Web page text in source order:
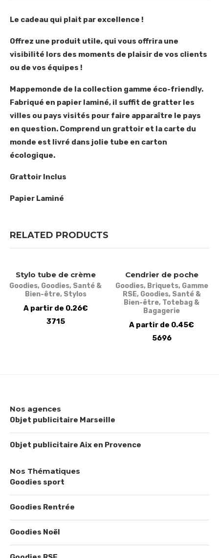
Le cadeau qui plait par excellence !
Offrez une produit utile, qui vous offrira une
visibilité lors des moments de plaisir de vos clients
ou de vos équipes !
Mappemonde de la collection gamme éco-friendly.
Fabriqué en papier laminé, il suffit de gratter les
villes ou pays visités pour faire apparaître le pays
en question. Comprend un grattoir et la carte du
monde est livré dans jolie tube en carton
écologique.
Grattoir Inclus
Papier Laminé
RELATED PRODUCTS
Stylo tube de crème
Goodies, Goodies, Santé &
Bien-être, Stylos
A partir de 0.26€
3715
Cendrier de poche
Goodies, Briquets, Gamme
RSE, Goodies, Santé &
Bien-être, Totebag &
Bagagerie
A partir de 0.45€
5696
Nos agences
Objet publicitaire Marseille
Objet publicitaire Aix en Provence
Nos Thématiques
Goodies sport
Goodies Rentrée
Goodies Noël